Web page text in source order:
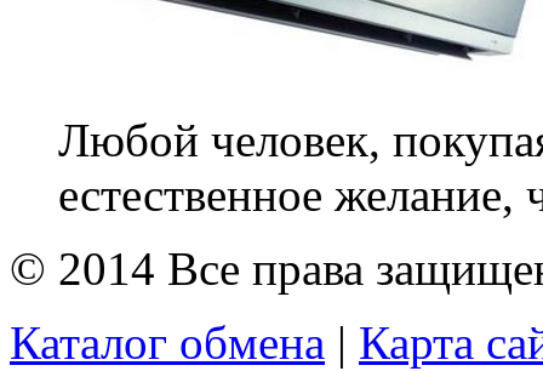
Любой человек,
естественное желание,
© 2014 Все права
Каталог обмена | Карта